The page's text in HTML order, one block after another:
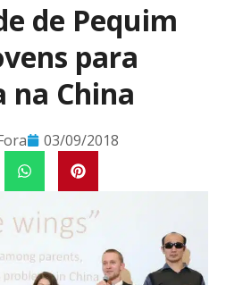
de Pequim
para
na China
03/09/2018